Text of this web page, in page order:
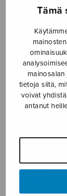
Tämä
tietoja siitä,
voivat
antanut
NÄYTÄ
Etusivu ›
Sonaatti fis-
Op.2
Pohjanmies